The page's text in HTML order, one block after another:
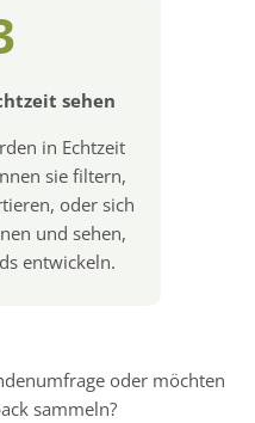
sehen
in Echtzeit
sie filtern,
oder sich
und sehen,
entwickeln.
oder möchten
sammeln?